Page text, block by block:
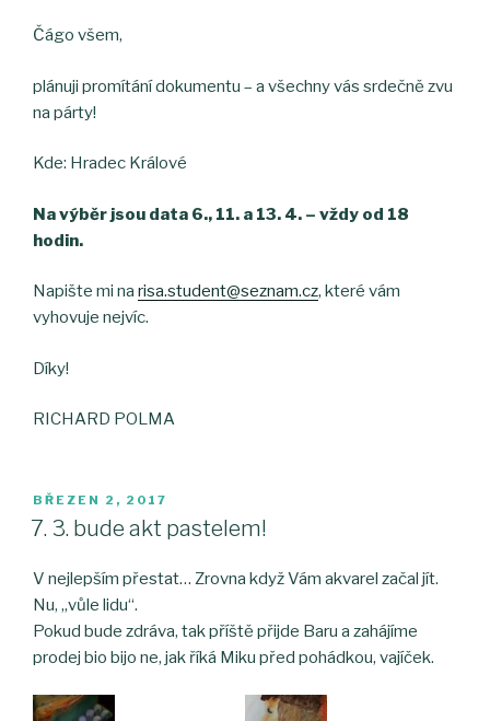
Čágo všem,
plánuji promítání dokumentu – a všechny vás srdečně zvu
na párty!
Kde: Hradec Králové
Na výběr jsou data 6., 11. a 13. 4. – vždy od 18
hodin.
Napište mi na risa.student@seznam.cz, které vám
vyhovuje nejvíc.
Díky!
RICHARD POLMA
PUBLIKOVÁNO
BŘEZEN 2, 2017
7. 3. bude akt pastelem!
V nejlepším přestat… Zrovna když Vám akvarel začal jít.
Nu, „vůle lidu“.
Pokud bude zdráva, tak příště přijde Baru a zahájíme
prodej bio bijo ne, jak říká Miku před pohádkou, vajíček.